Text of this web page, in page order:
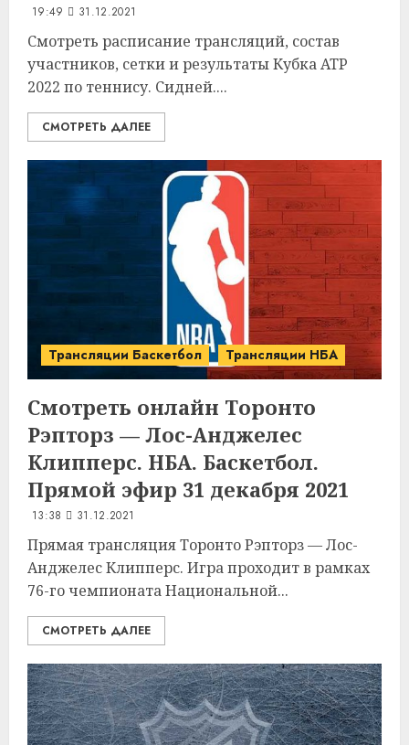
19:49 31.12.2021
Смотреть расписание трансляций, состав
участников, сетки и результаты Кубка ATP
2022 по теннису. Сидней....
СМОТРЕТЬ ДАЛЕЕ
Трансляции Баскетбол Трансляции НБА
Смотреть онлайн Торонто
Рэпторз — Лос-Анджелес
Клипперс. НБА. Баскетбол.
Прямой эфир 31 декабря 2021
13:38 31.12.2021
Прямая трансляция Торонто Рэпторз — Лос-
Анджелес Клипперс. Игра проходит в рамках
76-го чемпионата Национальной...
СМОТРЕТЬ ДАЛЕЕ